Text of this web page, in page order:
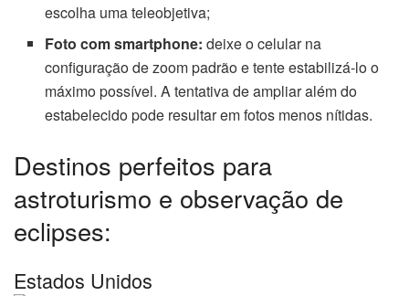
escolha uma teleobjetiva;
Foto com smartphone: deixe o celular na
configuração de zoom padrão e tente estabilizá-lo o
máximo possível. A tentativa de ampliar além do
estabelecido pode resultar em fotos menos nítidas.
Destinos perfeitos para
astroturismo e observação de
eclipses:
Estados Unidos